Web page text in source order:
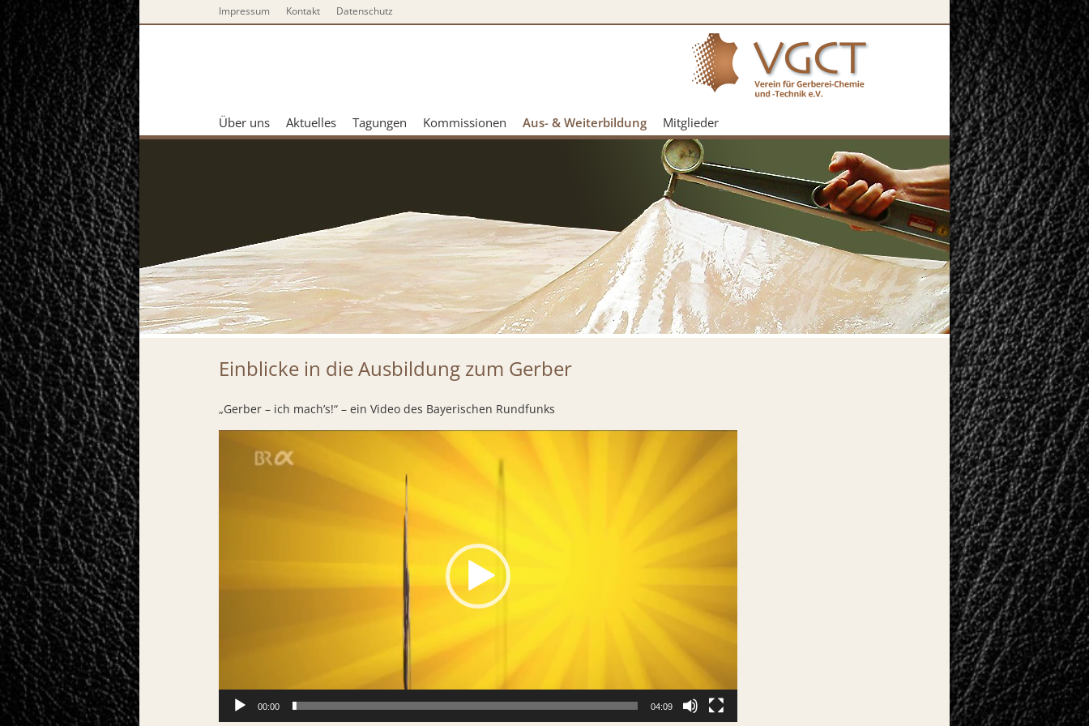
Impressum Kontakt Datenschutz
Über uns Aktuelles Tagungen Kommissionen Aus- & Weiterbildung Mitglieder
Einblicke in die Ausbildung zum Gerber
„Gerber – ich mach’s!“ – ein Video des Bayerischen Rundfunks
00:00 04:09